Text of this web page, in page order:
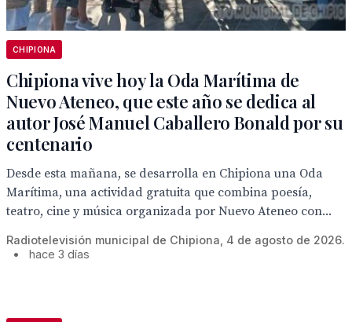
CHIPIONA
Chipiona vive hoy la Oda Marítima de
Nuevo Ateneo, que este año se dedica al
autor José Manuel Caballero Bonald por su
centenario
Desde esta mañana, se desarrolla en Chipiona una Oda
Marítima, una actividad gratuita que combina poesía,
teatro, cine y música organizada por Nuevo Ateneo con...
Radiotelevisión municipal de Chipiona, 4 de agosto de 2026.
•
hace 3 días